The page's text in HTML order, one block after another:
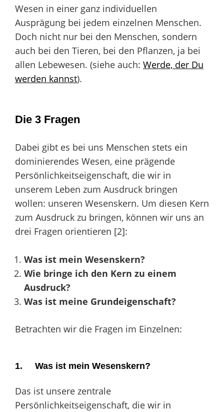
Wesen in einer ganz individuellen
Ausprägung bei jedem einzelnen Menschen.
Doch nicht nur bei den Menschen, sondern
auch bei den Tieren, bei den Pflanzen, ja bei
allen Lebewesen. (siehe auch: Werde, der Du
werden kannst).
Die 3 Fragen
Dabei gibt es bei uns Menschen stets ein
dominierendes Wesen, eine prägende
Persönlichkeitseigenschaft, die wir in
unserem Leben zum Ausdruck bringen
wollen: unseren Wesenskern. Um diesen Kern
zum Ausdruck zu bringen, können wir uns an
drei Fragen orientieren [2]:
Was ist mein Wesenskern?
Wie bringe ich den Kern zu einem
Ausdruck?
Was ist meine Grundeigenschaft?
Betrachten wir die Fragen im Einzelnen:
1. Was ist mein Wesenskern?
Das ist unsere zentrale
Persönlichkeitseigenschaft, die wir in